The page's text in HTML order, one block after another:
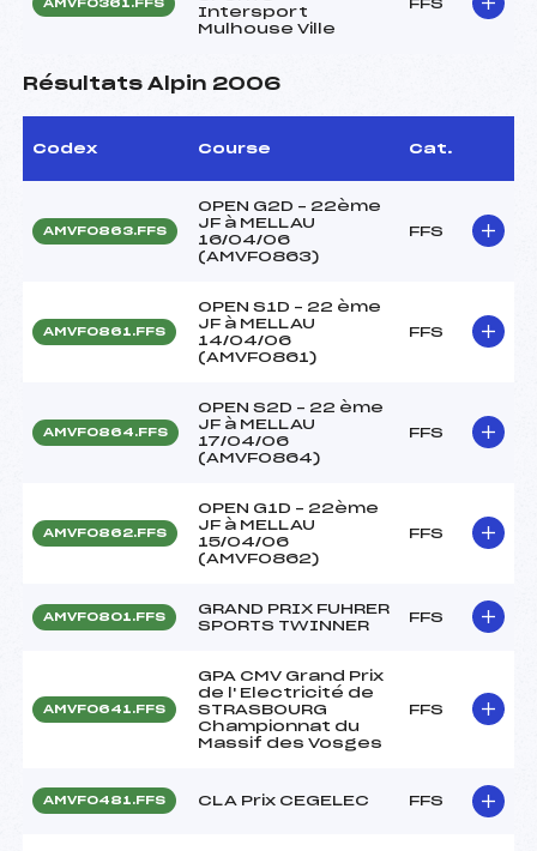
AMVF0361.FFS
Intersport
Mulhouse Ville
FFS
Résultats Alpin 2006
Codex Course Cat.
AMVF0863.FFS
OPEN G2D – 22ème
JF à MELLAU
16/04/06
(AMVF0863)
FFS
AMVF0861.FFS
OPEN S1D – 22 ème
JF à MELLAU
14/04/06
(AMVF0861)
FFS
AMVF0864.FFS
OPEN S2D – 22 ème
JF à MELLAU
17/04/06
(AMVF0864)
FFS
AMVF0862.FFS
OPEN G1D – 22ème
JF à MELLAU
15/04/06
(AMVF0862)
FFS
AMVF0801.FFS
GRAND PRIX FUHRER
SPORTS TWINNER
FFS
AMVF0641.FFS
GPA CMV Grand Prix
de l' Electricité de
STRASBOURG
Championnat du
Massif des Vosges
FFS
AMVF0481.FFS CLA Prix CEGELEC FFS